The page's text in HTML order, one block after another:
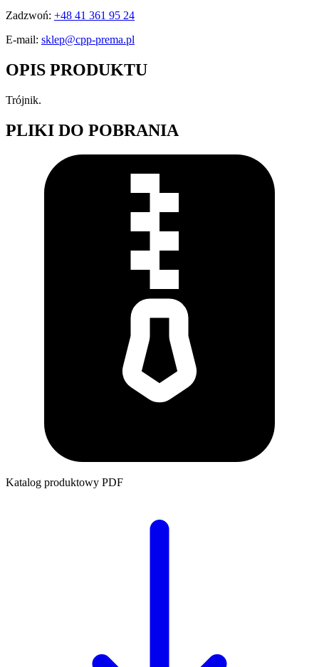
Zadzwoń: +48 41 361 95 24
E-mail: sklep@cpp-prema.pl
OPIS PRODUKTU
Trójnik.
PLIKI DO POBRANIA
Katalog produktowy PDF